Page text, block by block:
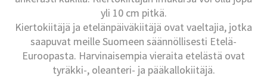
yli 10 cm pitkä.
Kiertokiitäjä ja etelänpäiväkiitäjä ovat vaeltajia, jotka
saapuvat meille Suomeen säännöllisesti Etelä-
Euroopasta. Harvinaisempia vieraita etelästä ovat
tyräkki-, oleanteri- ja pääkallokiitäjä.